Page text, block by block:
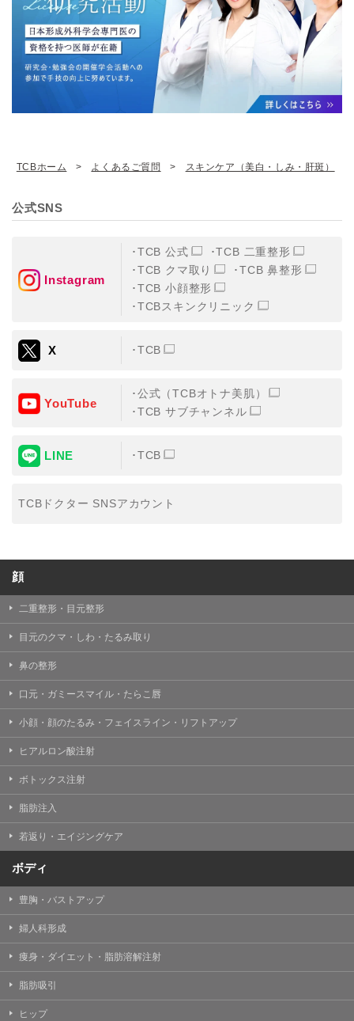
TCBホーム よくあるご質問 スキンケア（美白・しみ・肝斑）
公式SNS
Instagram
TCB 公式
TCB 二重整形
TCB クマ取り
TCB 鼻整形
TCB 小顔整形
TCBスキンクリニック
X TCB
YouTube
公式（TCBオトナ美肌）
TCB サブチャンネル
LINE TCB
TCBドクター SNSアカウント
顔
二重整形・目元整形
目元のクマ・しわ・たるみ取り
鼻の整形
口元・ガミースマイル・たらこ唇
小顔・顔のたるみ・フェイスライン・リフトアップ
ヒアルロン酸注射
ボトックス注射
脂肪注入
若返り・エイジングケア
ボディ
豊胸・バストアップ
婦人科形成
痩身・ダイエット・脂肪溶解注射
脂肪吸引
ヒップ